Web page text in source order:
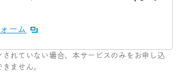
ーム
されていない場合、本サービスのみをお申し込
ません。